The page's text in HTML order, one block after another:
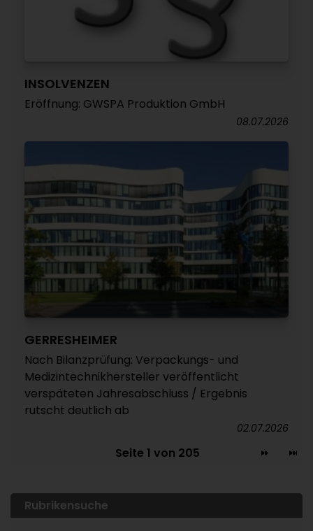
INSOLVENZEN
Eröffnung: GWSPA Produktion GmbH
08.07.2026
GERRESHEIMER
Nach Bilanzprüfung: Verpackungs- und
Medizintechnikhersteller veröffentlicht
verspäteten Jahresabschluss / Ergebnis
rutscht deutlich ab
02.07.2026
Seite 1 von 205
Rubrikensuche